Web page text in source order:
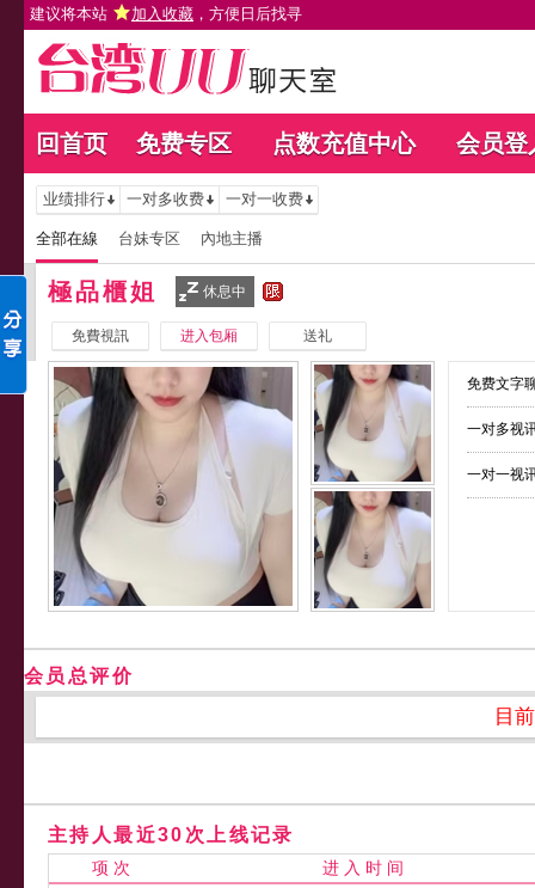
建议将本站 加入收藏 ，方便日后找寻
回首页 免费专区 点数充值中心 会员登
业绩排行 一对多收费 一对一收费
全部在線 台妹专区 內地主播
極品櫃姐 休息中
免費視訊 进入包厢 送礼
免费文字
一对多视
一对一视
会员总评价
目
主持人最近30次上线记录
项 次 进 入 时 间